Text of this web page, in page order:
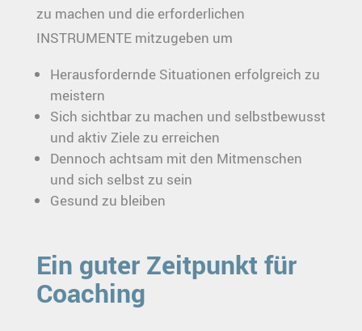
zu machen und die erforderlichen
INSTRUMENTE mitzugeben um
Herausfordernde Situationen erfolgreich zu
meistern
Sich sichtbar zu machen und selbstbewusst
und aktiv Ziele zu erreichen
Dennoch achtsam mit den Mitmenschen
und sich selbst zu sein
Gesund zu bleiben
Ein guter Zeitpunkt für
Coaching